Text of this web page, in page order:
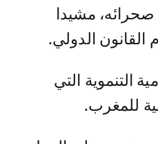
مشيدا
القانون الدولي.
التنموية التي
للمغرب.